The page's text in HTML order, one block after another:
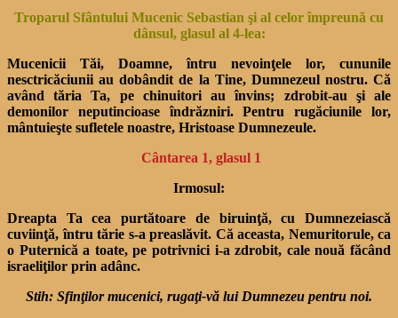
Troparul Sfântului Mucenic Sebastian şi al celor împreună cu
dânsul, glasul al 4-lea:
Mucenicii Tăi, Doamne, întru nevoinţele lor, cununile
nesctricăciunii au dobândit de la Tine, Dumnezeul nostru. Că
având tăria Ta, pe chinuitori au învins; zdrobit-au şi ale
demonilor neputincioase îndrăzniri. Pentru rugăciunile lor,
mântuieşte sufletele noastre, Hristoase Dumnezeule.
Cântarea 1, glasul 1
Irmosul:
Dreapta Ta cea purtătoare de biruinţă, cu Dum­nezeiască
cuviinţă, întru tărie s-a preaslăvit. Că aceasta, Nemuritorule, ca
o Puternică a toate, pe potrivnici i-a zdro­bit, cale nouă făcând
israeliţilor prin adânc.
Stih: Sfinţilor mucenici, rugaţi-vă lui Dumnezeu pentru noi.